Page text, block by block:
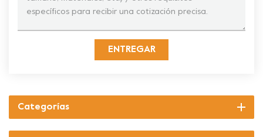
ENTREGAR
Categorías